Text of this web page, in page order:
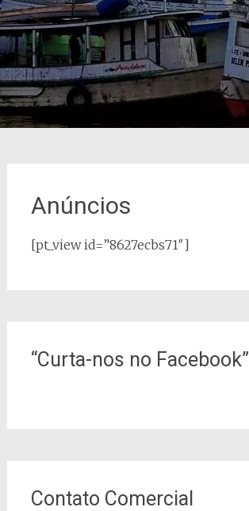
Anúncios
[pt_view id=”8627ecbs71″]
“Curta-nos no Facebook”
Contato Comercial